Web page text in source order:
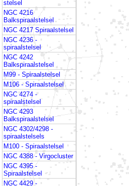
stelsel
NGC 4216
Balkspiraalstelsel
NGC 4217 Spiraalstelsel
NGC 4236 -
spiraalstelsel
NGC 4242
Balkspiraalstelsel
M99 - Spiraalstelsel
M106 - Spiraalstelsel
NGC 4274 -
spiraalstelsel
NGC 4293
Balkspiraalstelsel
NGC 4302/4298 -
spiraalstelsels
M100 - Spiraalstelsel
NGC 4388 - Virgocluster
NGC 4395 -
Spiraalstelsel
NGC 4429 -